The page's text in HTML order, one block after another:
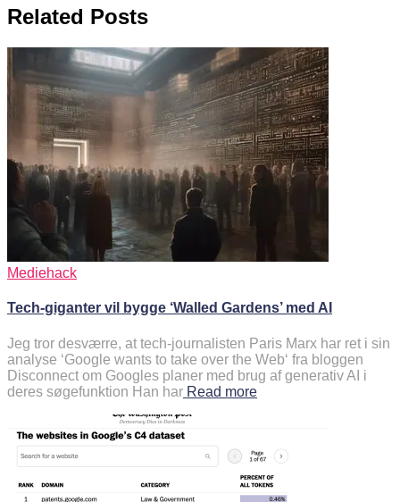
Related Posts
Mediehack
Tech-giganter vil bygge ‘Walled Gardens’ med AI
Jeg tror desværre, at tech-journalisten Paris Marx har ret i sin
analyse ‘Google wants to take over the Web‘ fra bloggen
Disconnect om Googles planer med brug af generativ AI i
deres søgefunktion Han har Read more